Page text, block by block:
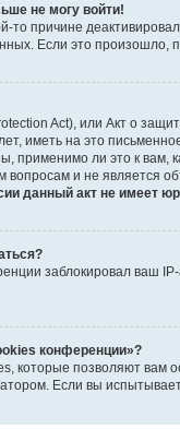
не могу войти!
то причине
Если это произошло,
Act), или Акт о
иметь на это
применимо ли это к вам,
вопросам и не является
данный акт не имеет
заблокировал ваш
конференции»?
которые позволяют вам
Если вы